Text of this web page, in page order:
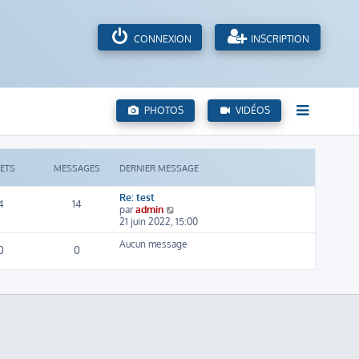
CONNEXION INSCRIPTION
PHOTOS VIDÉOS
MESSAGES DERNIER MESSAGE
14
Re: test
paradmin
o
n
s
l
e
21 juin 2022, 15:00
0 Aucun message